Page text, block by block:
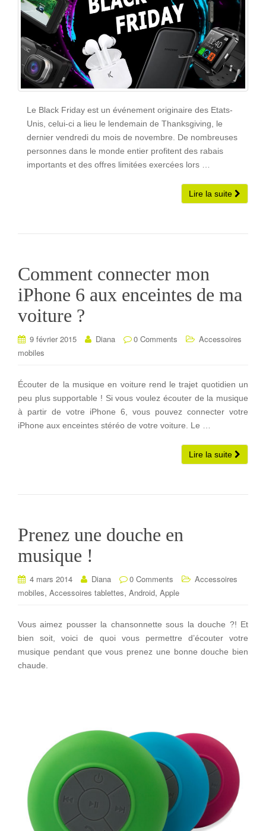
Le Black Friday est un événement originaire des Etats-
Unis, celui-ci a lieu le lendemain de Thanksgiving, le
dernier vendredi du mois de novembre. De nombreuses
personnes dans le monde entier profitent des rabais
importants et des offres limitées exercées lors …
Lire la suite
Comment connecter mon
iPhone 6 aux enceintes de ma
voiture ?
9 février 2015 Diana 0 Comments
Accessoires
mobiles
Écouter de la musique en voiture rend le trajet quotidien un
peu plus supportable ! Si vous voulez écouter de la musique
à partir de votre iPhone 6, vous pouvez connecter votre
iPhone aux enceintes stéréo de votre voiture. Le …
Lire la suite
Prenez une douche en
musique !
4 mars 2014 Diana 0 Comments
Accessoires
mobiles, Accessoires tablettes, Android, Apple
Vous aimez pousser la chansonnette sous la douche ?! Et
bien soit, voici de quoi vous permettre d’écouter votre
musique pendant que vous prenez une bonne douche bien
chaude.